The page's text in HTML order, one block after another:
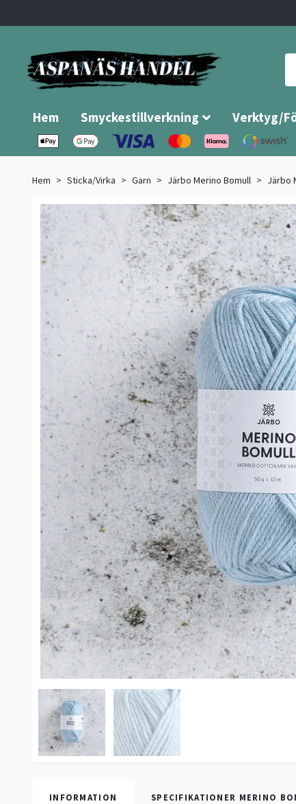
Hem Smyckestillverkning Verktyg/
Hem Sticka/Virka Garn Järbo Merino Bomull Järbo
INFORMATION SPECIFIKATIONER MERINO